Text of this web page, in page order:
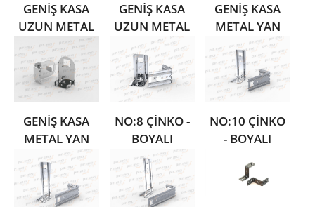
GENİŞ KASA
UZUN METAL
YAN AYAK
TAKI
GENİŞ KASA
UZUN METAL
YAN AYAK
TAKI
GENİŞ KASA
METAL YAN
AYAK TAKIM
GENİŞ KASA
METAL YAN
AYAK TAKIM
NO:8 ÇİNKO -
BOYALI
METAL PERDE
RAYI
TAKMATİK
NO:10 ÇİNKO
- BOYALI
RAYI
TAKMATİK